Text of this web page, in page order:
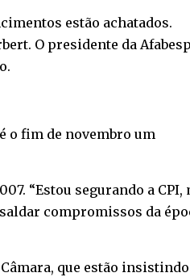
estão achatados.
O presidente da Afabesp
o fim de novembro um
“Estou segurando a CPI,
compromissos da
que estão